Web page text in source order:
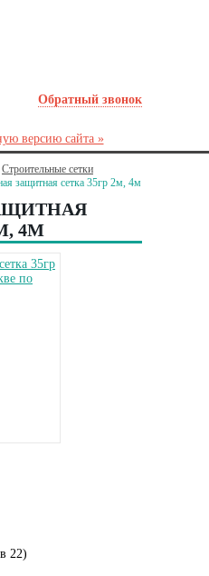
Обратный звонок
версию сайта »
Строительные сетки
защитная сетка 35гр 2м, 4м
4М
22)